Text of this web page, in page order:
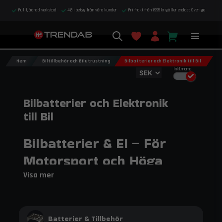
Fullfjädrad verkstad 4,8 i betyg från våra kunder Fri frakt från 1995 kr gäller endast Sverige
Inkl.moms
Hem Biltillbehör och Bilutrustning Bilbatterier och Elektronik till Bil
Bilbatterier och Elektronik
till Bil
Bilbatterier & El – För
Motorsport och Höga
Prestandakrav
erbjuder
AGM- och litiumbatterier
Visa mer
Batterier & Tillbehör